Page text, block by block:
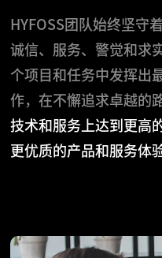
HYFOSS团队始终坚守
诚信、服务、警觉和求
个项目和任务中发挥出
作，在不懈追求卓越的
技术和服务上达到更高
更优质的产品和服务体验